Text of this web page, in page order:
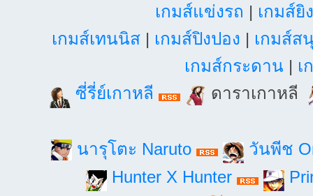
เกมส์แข่งรถ | เกมส์ยิ
เกมส์เทนนิส| เกมส์ปิงปอง | เกมส์ส
เกมส์กระดาน | เ
ซี่รี่ย์เกาหลี
ดาราเกาหลี
นารุโตะ Naruto
วันพีช
Hunter X Hunter